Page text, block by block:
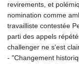
revirements, et
nomination comme
travailliste contestée
parti des appels
challenger ne s'est
- "Changement